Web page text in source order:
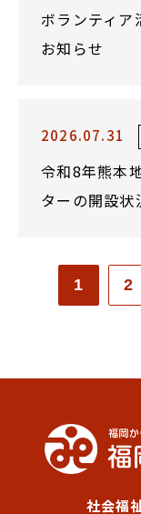
ボランティア
お知らせ
2026.07.31
令和8年熊本
ターの開設状
1 2
社会福